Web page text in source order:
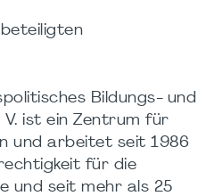
Bildungs- und
ist ein Zentrum für
und arbeitet seit 1986
für die
und seit mehr als 25